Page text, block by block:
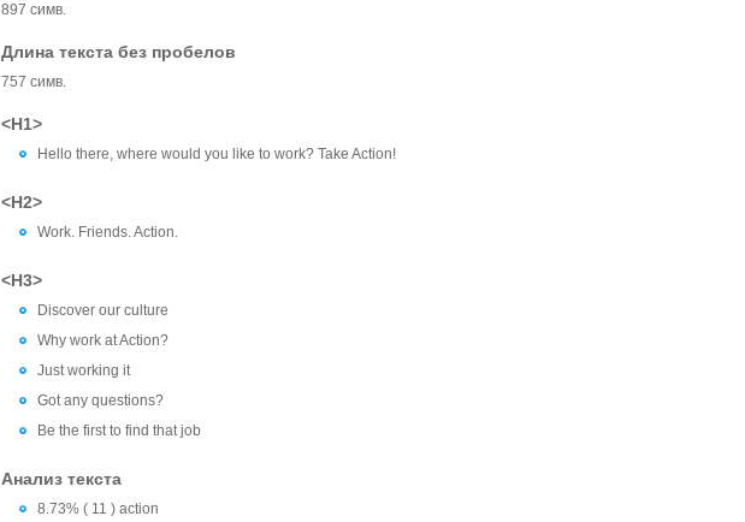
897 симв.
Длина текста без пробелов
757 симв.
<H1>
Hello there, where would you like to work? Take Action!
<H2>
Work. Friends. Action.
<H3>
Discover our culture
Why work at Action?
Just working it
Got any questions?
Be the first to find that job
Анализ текста
8.73% ( 11 ) action